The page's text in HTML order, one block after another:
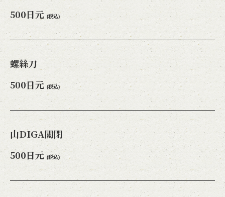
500日元 (税込)
螺絲刀
500日元 (税込)
山DIGA關閉
500日元 (税込)